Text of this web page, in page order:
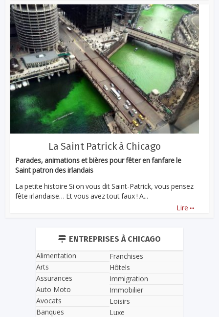
La Saint Patrick à Chicago
Parades, animations et bières pour fêter en fanfare le
Saint patron des irlandais
La petite histoire Si on vous dit Saint-Patrick, vous pensez
fête irlandaise… Et vous avez tout faux ! A...
Lire ...
ENTREPRISES À CHICAGO
Alimentation
Arts
Assurances
Auto Moto
Avocats
Banques
Franchises
Hôtels
Immigration
Immobilier
Loisirs
Luxe